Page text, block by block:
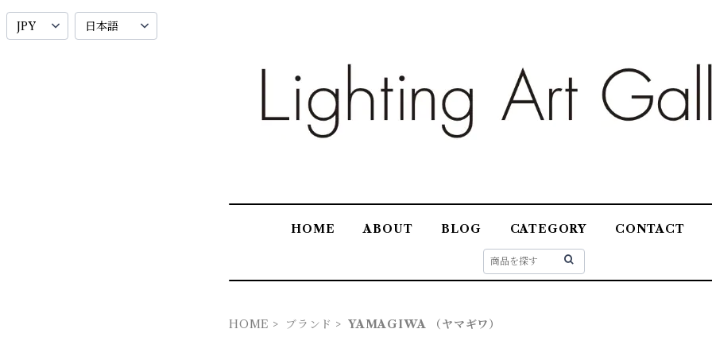
HOME ABOUT BLOG CATEGORY CONTACT
HOME ブランド YAMAGIWA （ヤマギワ）